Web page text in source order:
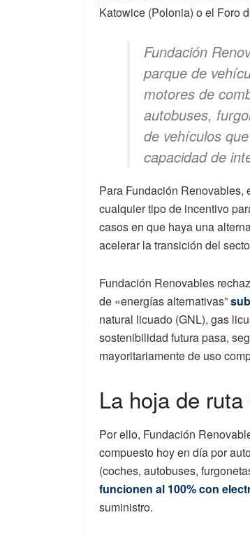
Katowice (Polonia) o el Foro
Fundación
parque de
motores de
autobuses,
de vehículos
capacidad de
Para Fundación Renovables,
cualquier tipo de incentivo
casos en que haya una
acelerar la transición del
Fundación Renovables
de «energías alternativas”
natural licuado (GNL), gas
sostenibilidad futura pasa,
mayoritariamente de uso
La hoja de
Por ello, Fundación
compuesto hoy en día por
(coches, autobuses,
funcionen al 100% con
suministro.